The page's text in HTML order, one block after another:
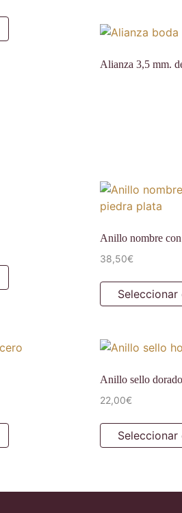
Alianza 3,5 mm.
Anillo nombre
38,50€
Anillo sello
22,00€